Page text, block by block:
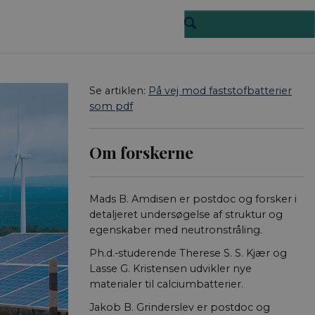
Se artiklen: På vej mod faststofbatterier
som pdf
Om forskerne
Mads B. Amdisen er postdoc og forsker i
detaljeret undersøgelse af struktur og
egenskaber med neutronstråling.
Ph.d.-studerende Therese S. S. Kjær og
Lasse G. Kristensen udvikler nye
materialer til calciumbatterier.
Jakob B. Grinderslev er postdoc og